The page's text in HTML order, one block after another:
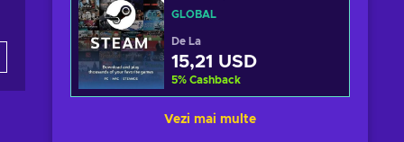
GLOBAL
De La
15,21 USD
5% Cashback
Vezi mai multe